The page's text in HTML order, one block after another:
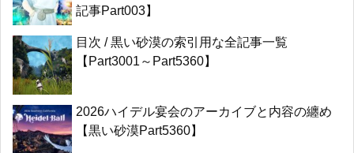
記事Part003】
目次 / 黒い砂漠の索引用な全記事一覧
【Part3001～Part5360】
2026ハイデル宴会のアーカイブと内容の纏め
【黒い砂漠Part5360】